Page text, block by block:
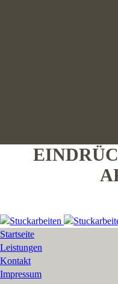
Startseite
Leistungen
Kontakt
Impressum